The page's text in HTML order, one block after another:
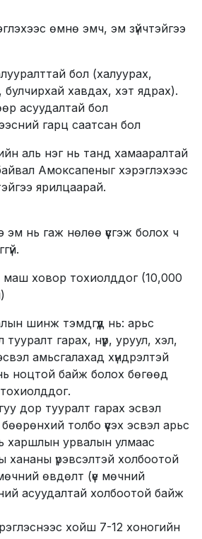
өмнө эмч, эм зүйчтэйгээ
бол (халуурах,
хавдах, хэт ядрах).
асуудалтай бол
гарц саатсан бол
аль нэг нь танд хамааралтай
Амоксапеныг хэрэглэхээс
ярилцаарай.
эм нь гаж нөлөө үүсгэж болох ч
ховор тохиолддог (10,000
шинж тэмдгүүд нь: арьс
тууралт гарах, нүүр, уруул, хэл,
амьсгалахад хүндрэлтэй
ноцтой байж болох бөгөөд
дор тууралт гарах эсвэл
толбо үүсэх эсвэл арьс
харшлын урвалын улмаас
хананы үрэвсэлтэй холбоотой
өвдөлт (үе мөчний
асуудалтай холбоотой байж
хойш 7-12 хоногийн